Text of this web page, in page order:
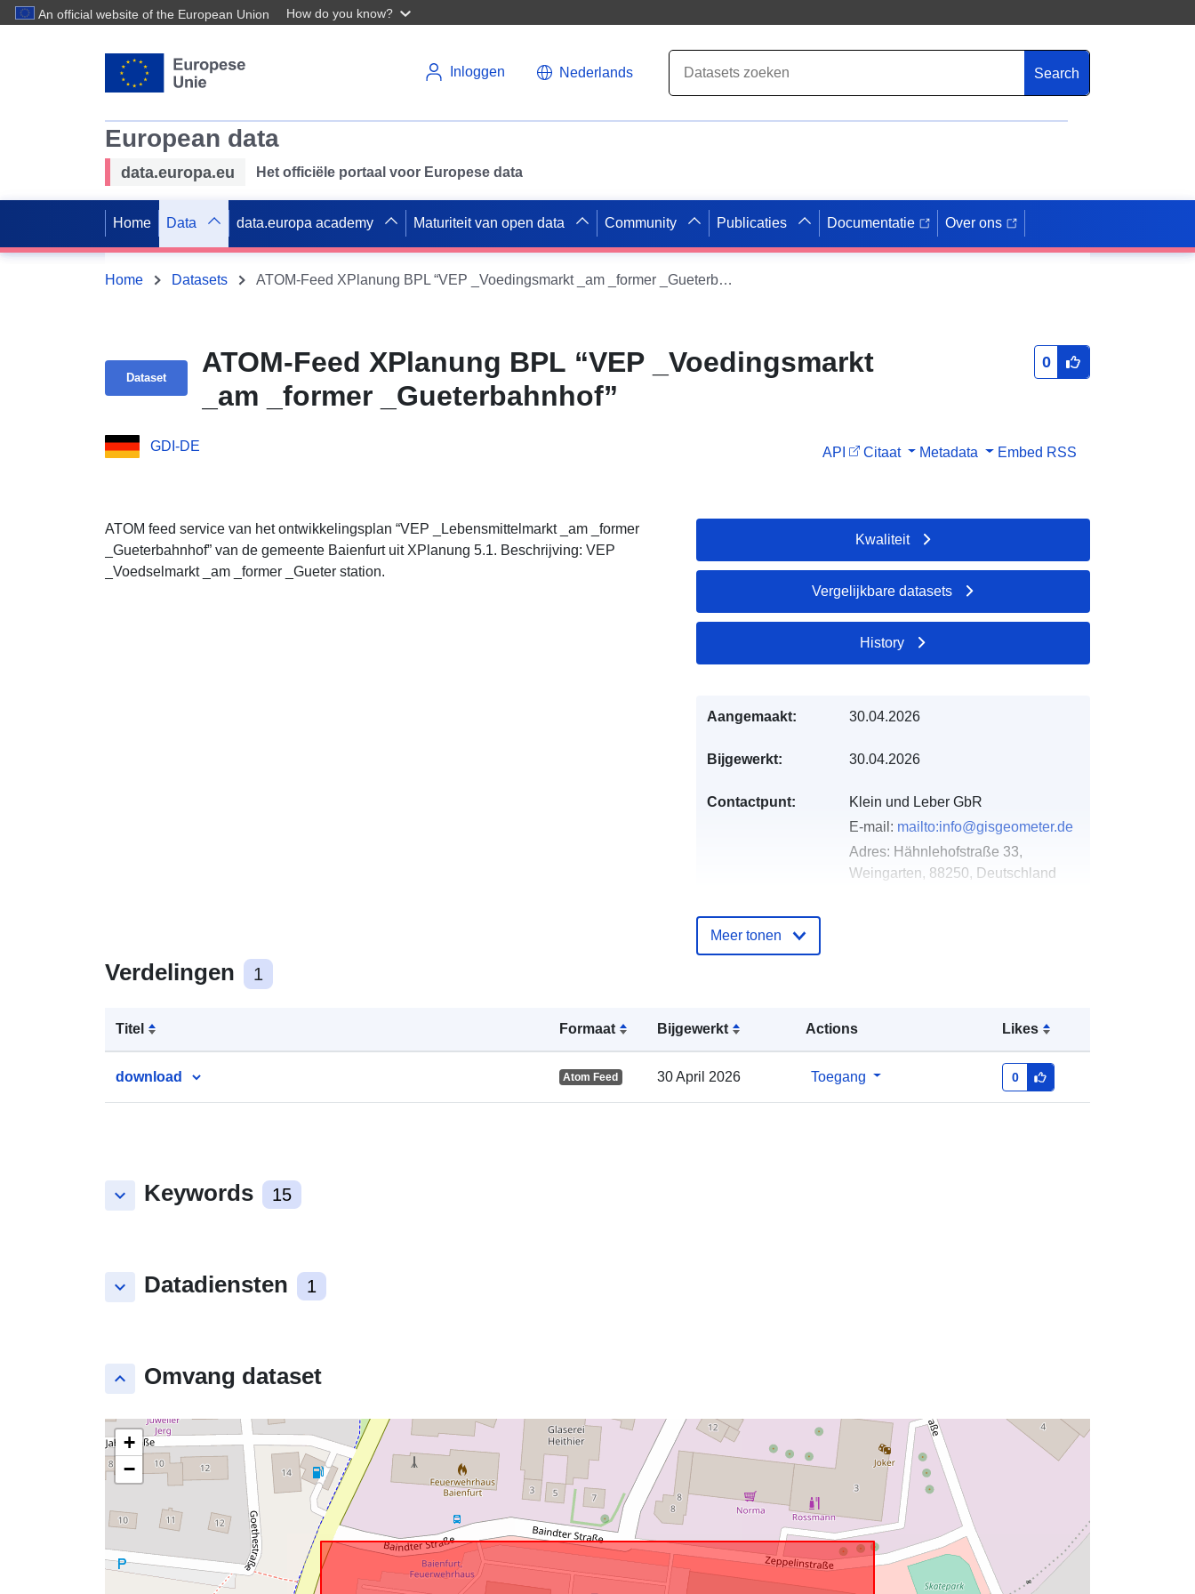
An official website of the European Union How do you know?
Inloggen Nederlands Search
European data
data.europa.eu Het officiële portaal voor Europese data
Home Data data.europa academy Maturiteit van open data Community Publicaties Documentatie Over ons
Home Datasets ATOM-Feed XPlanung BPL “VEP _Voedingsmarkt _am _former _Gueterbahnhof”
Dataset
ATOM-Feed XPlanung BPL “VEP _Voedingsmarkt
_am _former _Gueterbahnhof”
0
GDI-DE API Citaat Metadata Embed RSS
ATOM feed service van het ontwikkelingsplan “VEP _Lebensmittelmarkt _am _former
_Gueterbahnhof” van de gemeente Baienfurt uit XPlanung 5.1. Beschrijving: VEP
_Voedselmarkt _am _former _Gueter station.
Verdelingen 1
Titel Formaat Bijgewerkt Actions Likes
download Atom Feed 30 April 2026 Toegang 0
keyboard_arrow_down Keywords 15
keyboard_arrow_down Datadiensten 1
keyboard_arrow_up Omvang dataset
+
−
Kwaliteit
Vergelijkbare datasets
History
Aangemaakt: 30.04.2026
Bijgewerkt: 30.04.2026
Contactpunt:
Klein und Leber GbR
E-mail: mailto:info@gisgeometer.de
Adres: Hähnlehofstraße 33,
Weingarten, 88250, Deutschland
Catalogusregister
47.8287961 ], [ 9.6550286,
47.8287961 ], [ 9.6550286,
Meer tonen